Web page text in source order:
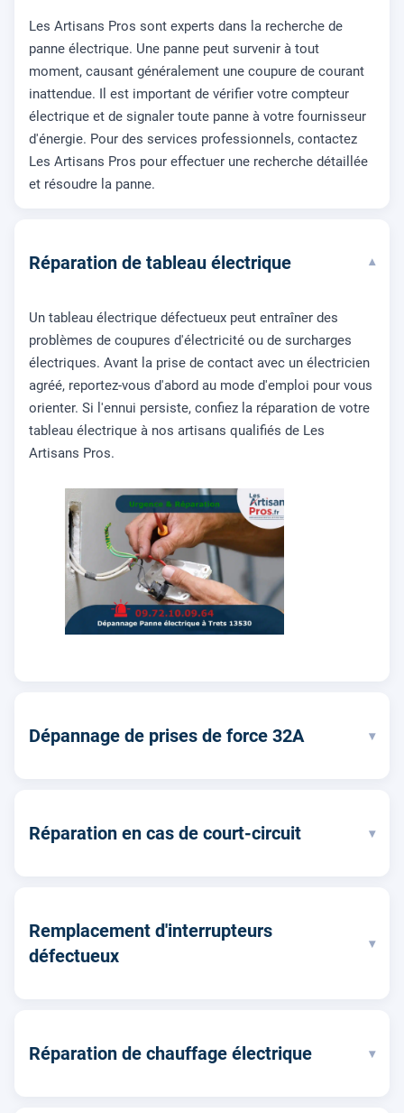
Les Artisans Pros sont experts dans la recherche de
panne électrique. Une panne peut survenir à tout
moment, causant généralement une coupure de courant
inattendue. Il est important de vérifier votre compteur
électrique et de signaler toute panne à votre fournisseur
d'énergie. Pour des services professionnels, contactez
Les Artisans Pros pour effectuer une recherche détaillée
et résoudre la panne.
Réparation de tableau électrique ▾
Un tableau électrique défectueux peut entraîner des
problèmes de coupures d'électricité ou de surcharges
électriques. Avant la prise de contact avec un électricien
agréé, reportez-vous d'abord au mode d'emploi pour vous
orienter. Si l'ennui persiste, confiez la réparation de votre
tableau électrique à nos artisans qualifiés de Les
Artisans Pros.
Dépannage de prises de force 32A ▾
Réparation en cas de court-circuit ▾
Remplacement d'interrupteurs
défectueux
▾
Réparation de chauffage électrique ▾